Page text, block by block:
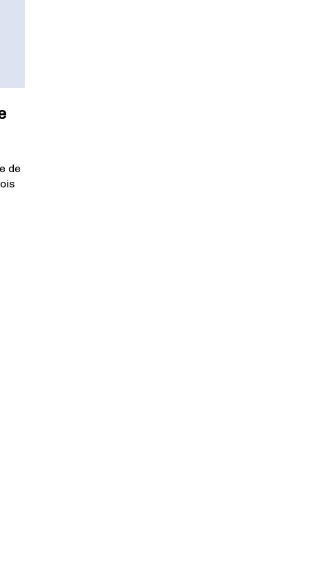
de